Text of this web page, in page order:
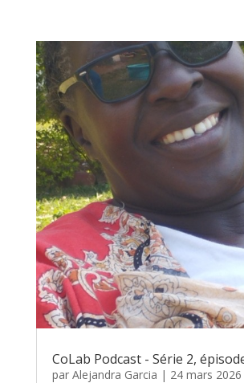
CoLab Podcast - Série 2,
par Alejandra Garcia | 24 mars 2026